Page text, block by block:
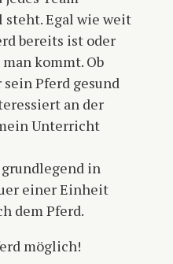
steht. Egal wie weit
bereits ist oder
kommt. Ob
Pferd gesund
an der
Unterricht
in
einer Einheit
dem Pferd.
möglich!